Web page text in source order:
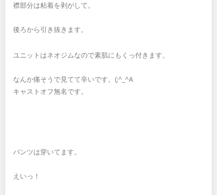
襟部分は粘着を剥がして。
後ろから引き抜きます。
ユニットはネオジムなので素肌にもくっ付きます。
なんか痛そうで見てて辛いです。(;^_^A
キャストオフ無名です。
パンツは穿いてます。
えいっ！